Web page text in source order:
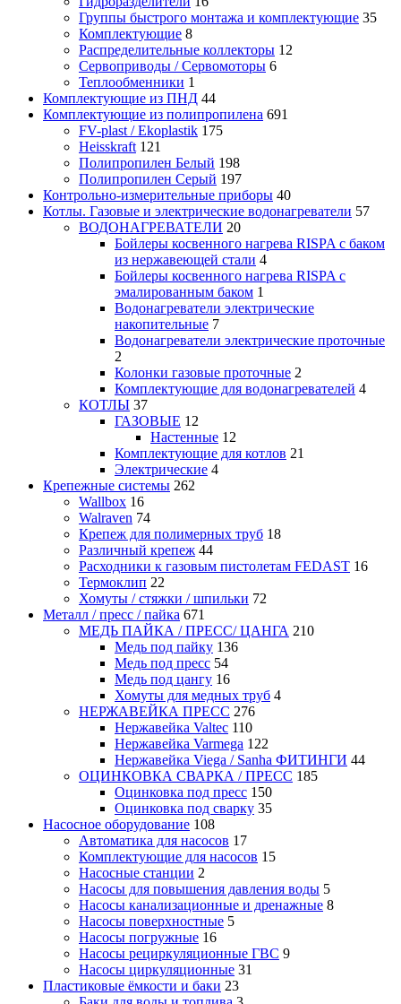
Группы быстрого монтажа и комплектующие 35
Комплектующие 8
Распределительные коллекторы 12
Сервоприводы / Сервомоторы 6
Теплообменники 1
Комплектующие из ПНД 44
Комплектующие из полипропилена 691
FV-plast / Ekoplastik 175
Heisskraft 121
Полипропилен Белый 198
Полипропилен Серый 197
Контрольно-измерительные приборы 40
Котлы. Газовые и электрические водонагреватели 57
ВОДОНАГРЕВАТЕЛИ 20
Бойлеры косвенного нагрева RISPA с баком
из нержавеющей стали 4
Бойлеры косвенного нагрева RISPA с
эмалированным баком 1
Водонагреватели электрические
накопительные 7
Водонагреватели электрические проточные
2
Колонки газовые проточные 2
Комплектующие для водонагревателей 4
КОТЛЫ 37
ГАЗОВЫЕ 12
Настенные 12
Комплектующие для котлов 21
Электрические 4
Крепежные системы 262
Wallbox 16
Walraven 74
Крепеж для полимерных труб 18
Различный крепеж 44
Расходники к газовым пистолетам FEDAST 16
Термоклип 22
Хомуты / стяжки / шпильки 72
Металл / пресс / пайка 671
МЕДЬ ПАЙКА / ПРЕСС/ ЦАНГА 210
Медь под пайку 136
Медь под пресс 54
Медь под цангу 16
Хомуты для медных труб 4
НЕРЖАВЕЙКА ПРЕСС 276
Нержавейка Valtec 110
Нержавейка Varmega 122
Нержавейка Viega / Sanha ФИТИНГИ 44
ОЦИНКОВКА СВАРКА / ПРЕСС 185
Оцинковка под пресс 150
Оцинковка под сварку 35
Насосное оборудование 108
Автоматика для насосов 17
Комплектующие для насосов 15
Насосные станции 2
Насосы для повышения давления воды 5
Насосы канализационные и дренажные 8
Насосы поверхностные 5
Насосы погружные 16
Насосы рециркуляционные ГВС 9
Насосы циркуляционные 31
Пластиковые ёмкости и баки 23